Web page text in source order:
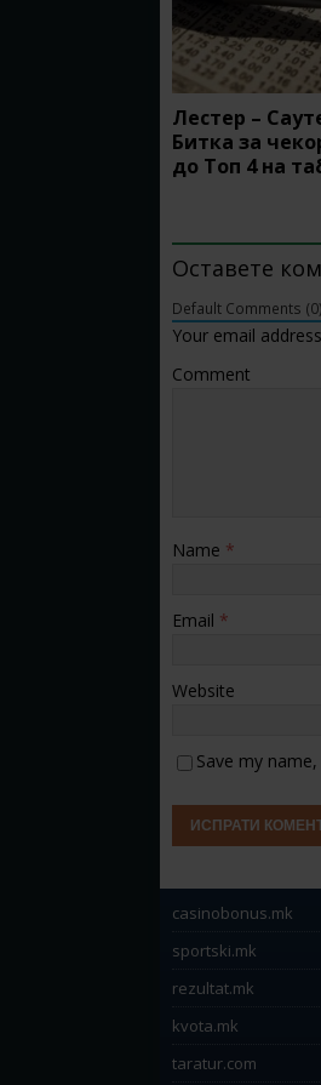
Лестер –
Битка за
до Топ 4 на
Оставете
Default Comments (0)
Your email
Comment
Name *
Email *
Website
Save my
casinobonus.mk
sportski.mk
rezultat.mk
kvota.mk
taratur.com